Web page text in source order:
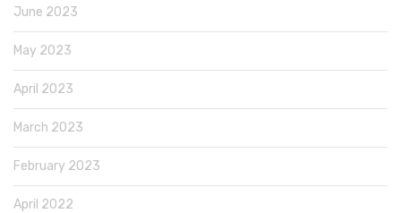
June 2023
May 2023
April 2023
March 2023
February 2023
April 2022